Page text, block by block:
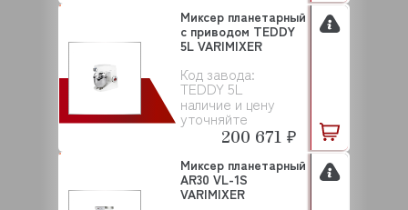
Код завода:
TEDDY 5L
наличие и цену
уточняйте
Миксер планетарный
с приводом TEDDY
5L VARIMIXER
200 671 ₽
Миксер планетарный
AR30 VL-1S
VARIMIXER